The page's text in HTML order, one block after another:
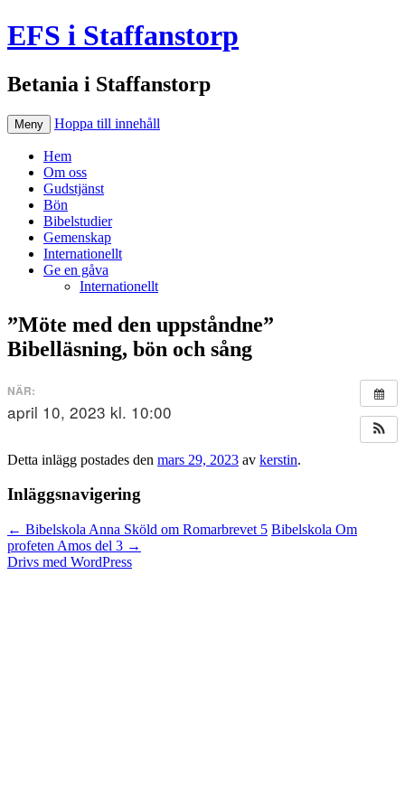
EFS i Staffanstorp
Betania i Staffanstorp
Meny Hoppa till innehåll
Hem
Om oss
Gudstjänst
Bön
Bibelstudier
Gemenskap
Internationellt
Ge en gåva
Internationellt
”Möte med den uppståndne”
Bibelläsning, bön och sång
NÄR:
april 10, 2023 kl. 10:00
Detta inlägg postades den mars 29, 2023 av kerstin.
Inläggsnavigering
← Bibelskola Anna Sköld om Romarbrevet 5 Bibelskola Om
profeten Amos del 3 →
Drivs med WordPress